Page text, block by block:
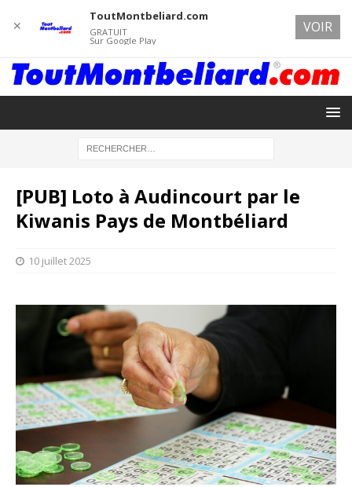
[PUB] Loto à Audincourt par le
Kiwanis Pays de Montbéliard
10 juillet 2025
✕
ToutMontbeliard.com
GRATUIT
Sur Google Play
VOIR